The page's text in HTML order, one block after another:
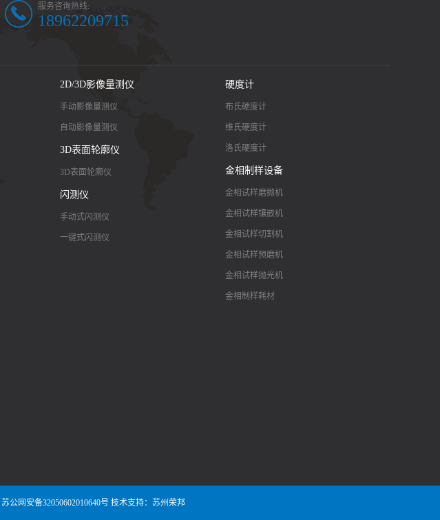
服务咨询热线:
18962209715
2D/3D影像量测仪
手动影像量测仪
自动影像量测仪
3D表面轮廓仪
3D表面轮廓仪
闪测仪
手动式闪测仪
一键式闪测仪
硬度计
布氏硬度计
维氏硬度计
洛氏硬度计
金相制样设备
金相试样磨抛机
金相试样镶嵌机
金相试样切割机
金相试样预磨机
金相试样抛光机
金相制样耗材
苏公网安备32050602010640号 技术支持：苏州荣邦